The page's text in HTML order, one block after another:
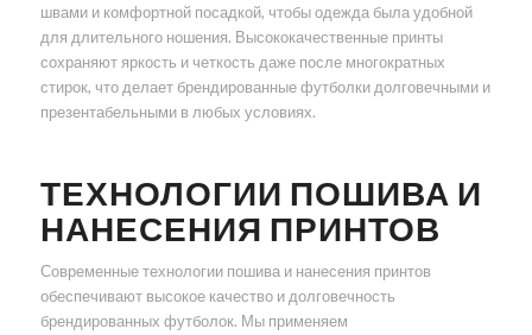
швами и комфортной посадкой, чтобы одежда была удобной
для длительного ношения. Высококачественные принты
сохраняют яркость и четкость даже после многократных
стирок, что делает брендированные футболки долговечными и
презентабельными в любых условиях.
ТЕХНОЛОГИИ ПОШИВА И
НАНЕСЕНИЯ ПРИНТОВ
Современные технологии пошива и нанесения принтов
обеспечивают высокое качество и долговечность
брендированных футболок. Мы применяем